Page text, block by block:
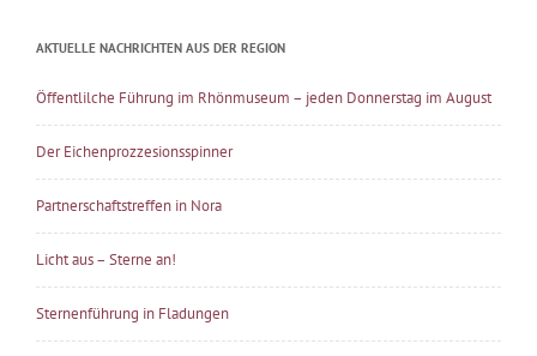
AKTUELLE NACHRICHTEN AUS DER REGION
Öffentlilche Führung im Rhönmuseum – jeden Donnerstag im August
Der Eichenprozzesionsspinner
Partnerschaftstreffen in Nora
Licht aus – Sterne an!
Sternenführung in Fladungen